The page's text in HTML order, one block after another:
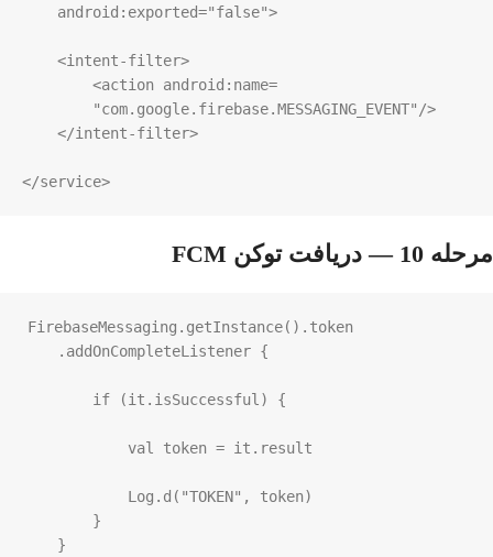
android:exported="false">
<intent-filter>
<action android:name=
"com.google.firebase.MESSAGING_EVENT"/>
</intent-filter>
</service>
مرحله 10 — دریافت توکن FCM
FirebaseMessaging . getInstance(). token
    .
addOnCompleteListener {
if (it . isSuccessful) {
val token = it . result
Log . d ( "TOKEN" , token)
    }